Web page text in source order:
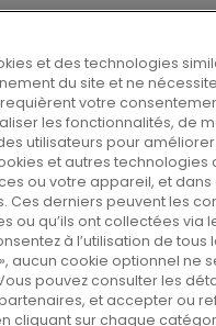
et
« Direction
et des technologies
du site et ne
votre
les fonctionnalités, de
utilisateurs pour
et autres technologies
ou votre appareil, et dans
Ces derniers peuvent les
ou qu’ils ont collectées via
à l’utilisation de tous
aucun cookie optionnel ne
pouvez consulter les
et accepter ou
cliquant sur chaque